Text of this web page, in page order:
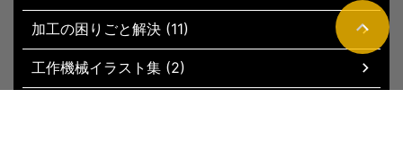
加工の困りごと解決 (11)
工作機械イラスト集 (2)